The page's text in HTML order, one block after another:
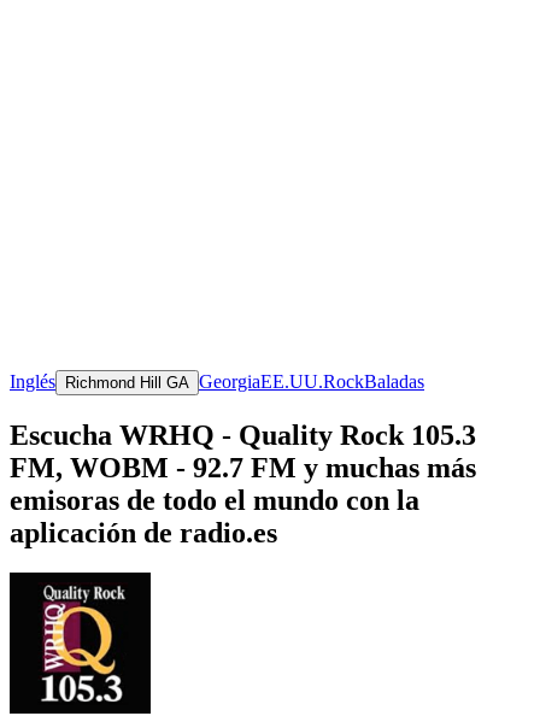
Inglés Richmond Hill GA GeorgiaEE.UU.RockBaladas
Escucha WRHQ - Quality Rock 105.3
FM, WOBM - 92.7 FM y muchas más
emisoras de todo el mundo con la
aplicación de radio.es